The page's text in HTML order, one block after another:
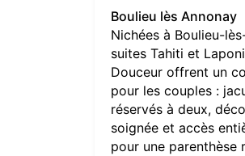
Boulieu lès Annonay
Nichées à Boulieu-
suites Tahiti et
Douceur offrent un
pour les couples :
réservés à deux,
soignée et accès
pour une parenthèse